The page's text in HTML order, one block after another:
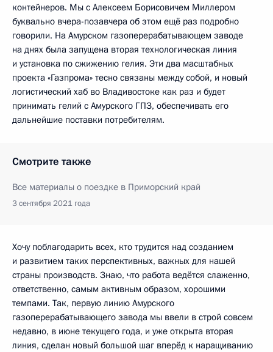
контейнеров. Мы с Алексеем Борисовичем Миллером
буквально вчера-позавчера об этом ещё раз подробно
говорили. На Амурском газоперерабатывающем заводе
на днях была запущена вторая технологическая линия
и установка по сжижению гелия. Эти два масштабных
проекта «Газпрома» тесно связаны между собой, и новый
логистический хаб во Владивостоке как раз и будет
принимать гелий с Амурского ГПЗ, обеспечивать его
дальнейшие поставки потребителям.
Смотрите также
Все материалы о поездке в Приморский край
3 сентября 2021 года
Хочу поблагодарить всех, кто трудится над созданием
и развитием таких перспективных, важных для нашей
страны производств. Знаю, что работа ведётся слаженно,
ответственно, самым активным образом, хорошими
темпами. Так, первую линию Амурского
газоперерабатывающего завода мы ввели в строй совсем
недавно, в июне текущего года, и уже открыта вторая
линия, сделан новый большой шаг вперёд к наращиванию